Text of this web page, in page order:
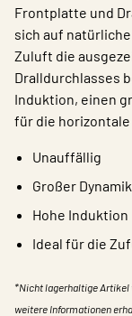
Sprache wählen
Frontplatte und
sich auf
Zuluft die
Dralldurchlasses
Induktion, einen
für die
Unauffällig
Großer
Hohe Induktion
Ideal für die
*Nicht lagerhaltige Artikel
weitere Informationen